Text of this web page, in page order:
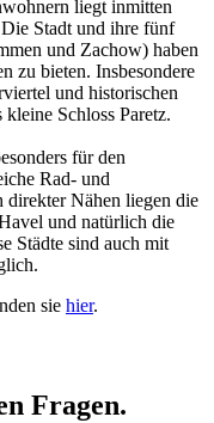
liegt inmitten
Stadt und ihre fünf
und Zachow) haben
zu bieten. Insbesondere
und historischen
Schloss Paretz.
für den
Rad- und
direkter Nähen liegen die
und natürlich die
Städte sind auch mit
sie hier.
Fragen.